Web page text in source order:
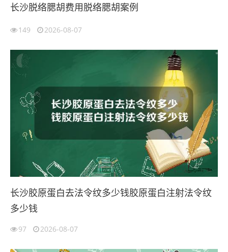
长沙脱络腮胡费用脱络腮胡案例
149 2026-08-07
长沙胶原蛋白去法令纹多少钱胶原蛋白注射法令纹
多少钱
97 2026-08-07